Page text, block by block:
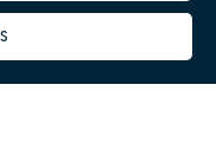
Zome